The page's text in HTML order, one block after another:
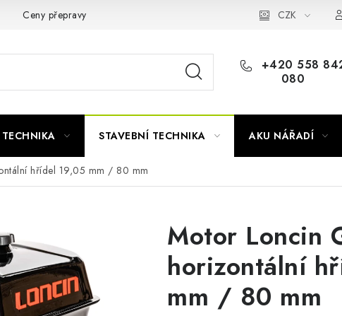
Ceny přepravy Náhradní díly
CZK
+420 558
080
STAVEBNÍ TECHNIKA AKU NÁŘADÍ
hřídel 19,05 mm / 80 mm
Motor Loncin
horizontální
mm / 80 mm